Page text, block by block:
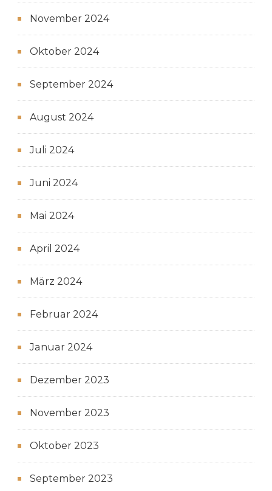
November 2024
Oktober 2024
September 2024
August 2024
Juli 2024
Juni 2024
Mai 2024
April 2024
März 2024
Februar 2024
Januar 2024
Dezember 2023
November 2023
Oktober 2023
September 2023